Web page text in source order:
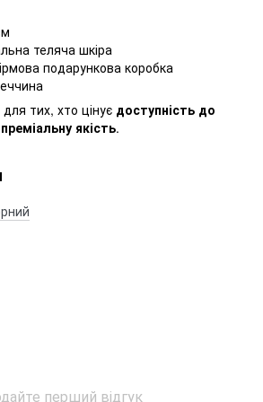
теляча шкіра
подарункова коробка
тих, хто цінує доступність до
преміальну якість.
перший відгук